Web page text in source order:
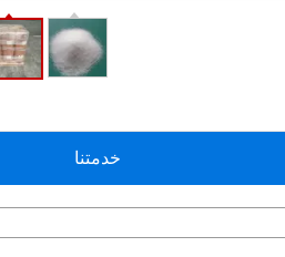
خدمتنا